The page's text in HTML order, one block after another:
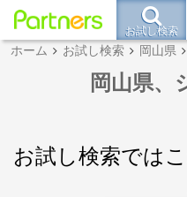
お試し検索
ホーム お試し検索 岡山県
岡山県、
お試し検索では